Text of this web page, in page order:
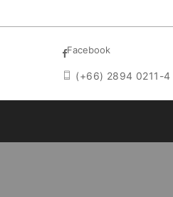
Facebook
(+66) 2894 0211-4